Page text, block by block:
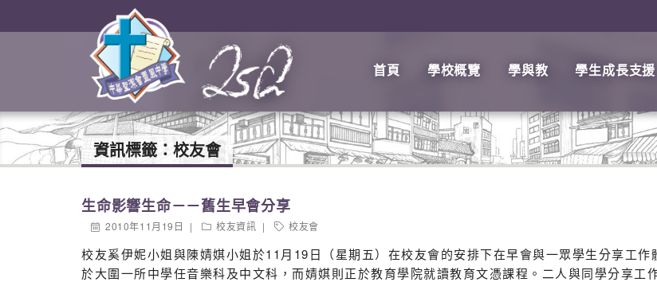
首頁 學校概覽 學與教 學生成長支援
資訊標籤： 校友會
生命影響生命－－舊生早會分享
2010年11月19日 校友資訊 校友會
校友奚伊妮小姐與陳婧娸小姐於11月19日（星期五）在校友會的安排下在早會與一眾學生分享工
於大圍一所中學任音樂科及中文科，而婧娸則正於教育學院就讀教育文憑課程。二人與同學分享工